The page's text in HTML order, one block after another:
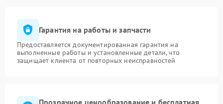
Гарантия на работы и запчасти
Предоставляется документированная гарантия на
выполненные работы и установленные детали, что
защищает клиента от повторных неисправностей
Прозрачное ценообразование и бесплатная